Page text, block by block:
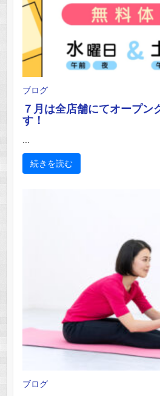
ブログ
７月は全店舗にてオープン
す！
...
続きを読む
ブログ